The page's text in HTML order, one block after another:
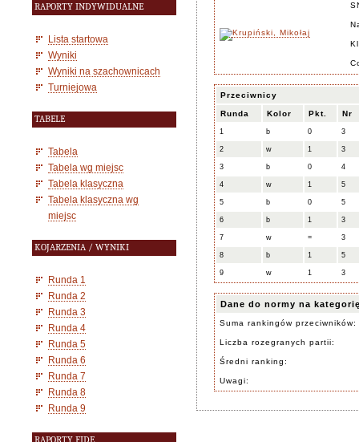
RAPORTY INDYWIDUALNE
Lista startowa
Wyniki
Wyniki na szachownicach
Turniejowa
TABELE
Tabela
Tabela wg miejsc
Tabela klasyczna
Tabela klasyczna wg
miejsc
KOJARZENIA / WYNIKI
Runda 1
Runda 2
Runda 3
Runda 4
Runda 5
Runda 6
Runda 7
Runda 8
Runda 9
Przeciwnicy
Runda Kolor Pkt. Nr
1 b 0 3
2 w 1 3
3 b 0 4
4 w 1 5
5 b 0 5
6 b 1 3
7 w = 3
8 b 1 5
9 w 1 3
Dane do normy na
Suma rankingów przeciwników:
Liczba rozegranych partii:
Średni ranking:
Uwagi: